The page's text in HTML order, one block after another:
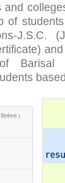
of
J.S.C.
of